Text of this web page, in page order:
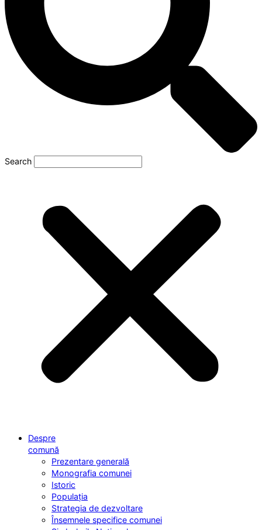
Search
Despre
comună
Prezentare generală
Monografia comunei
Istoric
Populația
Strategia de dezvoltare
Însemnele specifice comunei